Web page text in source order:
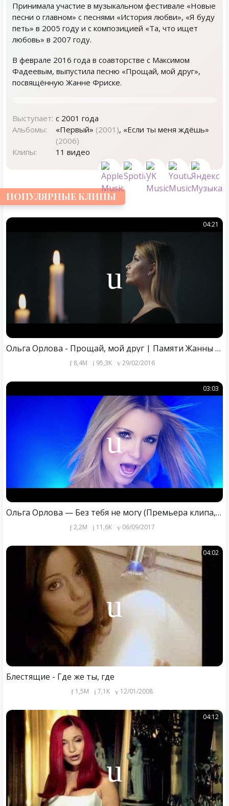
Принимала участие в музыкальном фестивале «Новые
песни о главном» с песнями «История любви», «Я буду
петь» в 2005 году и с композицией «Та, что ищет
любовь» в 2007 году.
В феврале 2016 года в соавторстве с Максимом
Фадеевым, выпустила песню «Прощай, мой друг»,
посвящённую Жанне Фриске.
Выступает: c 2001 года
Альбомы:
«Первый» (2001), «Если ты меня ждёшь»
(2006)
Клипы:
11 видео
ПОПУЛЯРНЫЕ КЛИПЫ
04:21
Ольга Орлова - Прощай, мой друг | Памяти Жанны Фриске
8,4M 95,3K 29/02/2016
03:03
Ольга Орлова — Без тебя не могу (Премьера клипа, 2017)
2,2M 11,6K 06/09/2017
04:02
Блестящие - Где же ты, где
1,5M 7,1K 12/01/2008
04:12